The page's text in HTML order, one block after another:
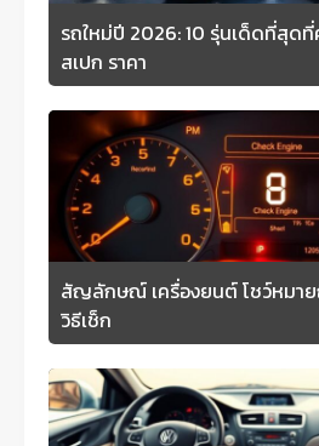
รถใหม่ปี 2026: 10 รุ่นเด็ดที่สุด
สเปก ราคา
สัญลักษณ์ เครื่องยนต์ โชว์หมาย
วิธีเช็ก